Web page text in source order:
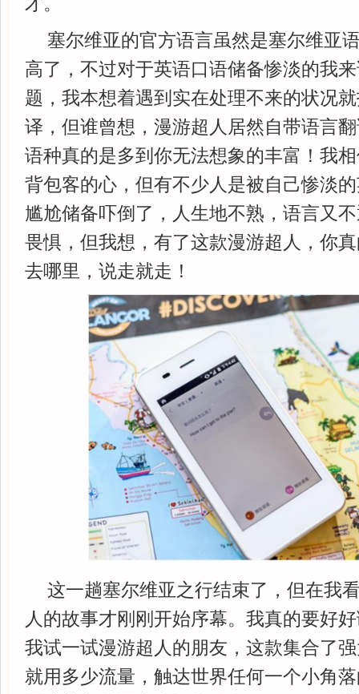
塞尔维亚的官方语言虽然是塞尔维亚
高了，不过对于英语口语储备惨淡的我
题，我本想着遇到实在处理不来的状况
译，但谁曾想，漫游超人居然自带语言
语种真的是多到你无法想象的丰富！我
背包客的心，但有不少人是被自己惨淡
尴尬储备吓倒了，人生地不熟，语言又
畏惧，但我想，有了这款漫游超人，你
去哪里，说走就走！
这一趟塞尔维亚之行结束了，但在我
人的故事才刚刚开始序幕。我真的要好
我试一试漫游超人的朋友，这款集合了
就用多少流量，触达世界任何一个小角